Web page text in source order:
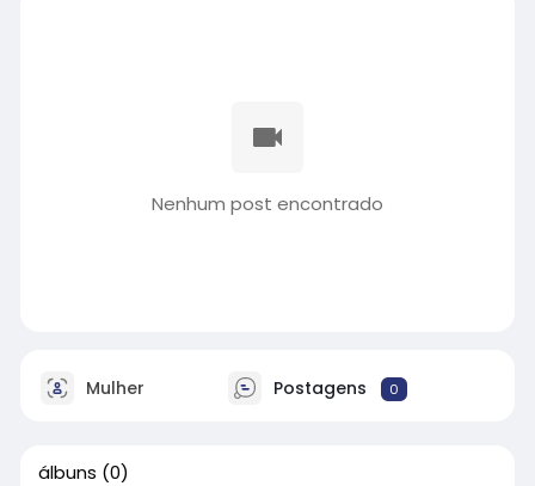
Nenhum post encontrado
Mulher Postagens 0
álbuns (0)